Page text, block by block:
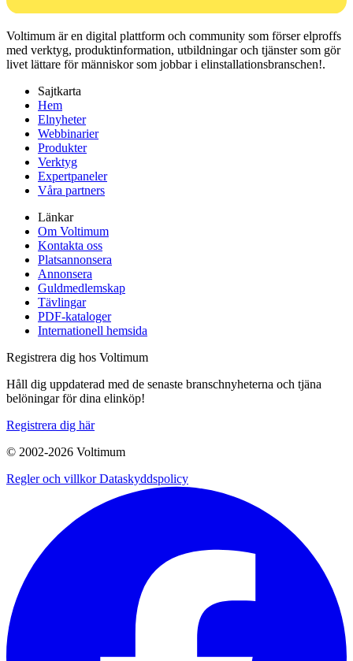
Voltimum är en digital plattform och community som förser elproffs
med verktyg, produktinformation, utbildningar och tjänster som gör
livet lättare för människor som jobbar i elinstallationsbranschen!.
Sajtkarta
Hem
Elnyheter
Webbinarier
Produkter
Verktyg
Expertpaneler
Våra partners
Länkar
Om Voltimum
Kontakta oss
Platsannonsera
Annonsera
Guldmedlemskap
Tävlingar
PDF-kataloger
Internationell hemsida
Registrera dig hos Voltimum
Håll dig uppdaterad med de senaste branschnyheterna och tjäna
belöningar för dina elinköp!
Registrera dig här
© 2002-2026 Voltimum
Regler och villkorDataskyddspolicy